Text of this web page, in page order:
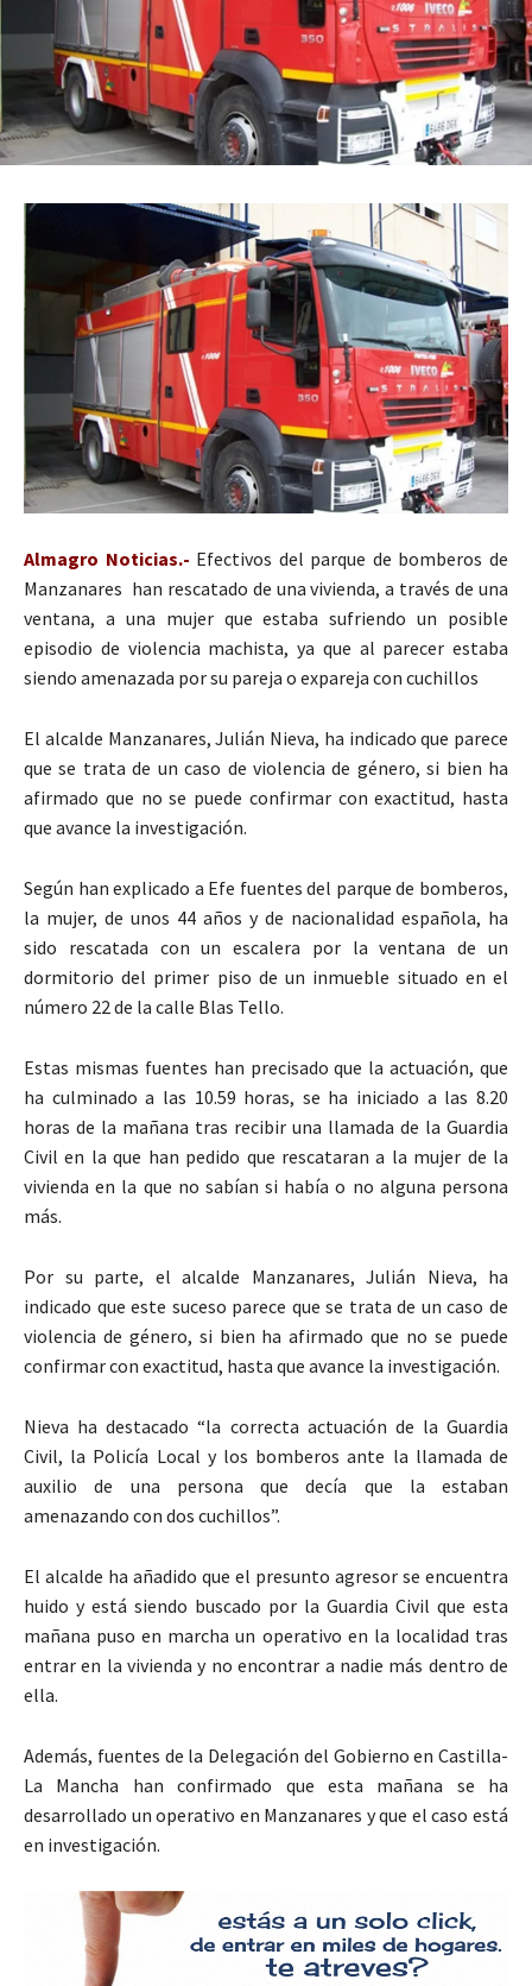
Almagro Noticias.- Efectivos del parque de bomberos de
Manzanares han rescatado de una vivienda, a través de una
ventana, a una mujer que estaba sufriendo un posible
episodio de violencia machista, ya que al parecer estaba
siendo amenazada por su pareja o expareja con cuchillos
El alcalde Manzanares, Julián Nieva, ha indicado que parece
que se trata de un caso de violencia de género, si bien ha
afirmado que no se puede confirmar con exactitud, hasta
que avance la investigación.
Según han explicado a Efe fuentes del parque de bomberos,
la mujer, de unos 44 años y de nacionalidad española, ha
sido rescatada con un escalera por la ventana de un
dormitorio del primer piso de un inmueble situado en el
número 22 de la calle Blas Tello.
Estas mismas fuentes han precisado que la actuación, que
ha culminado a las 10.59 horas, se ha iniciado a las 8.20
horas de la mañana tras recibir una llamada de la Guardia
Civil en la que han pedido que rescataran a la mujer de la
vivienda en la que no sabían si había o no alguna persona
más.
Por su parte, el alcalde Manzanares, Julián Nieva, ha
indicado que este suceso parece que se trata de un caso de
violencia de género, si bien ha afirmado que no se puede
confirmar con exactitud, hasta que avance la investigación.
Nieva ha destacado “la correcta actuación de la Guardia
Civil, la Policía Local y los bomberos ante la llamada de
auxilio de una persona que decía que la estaban
amenazando con dos cuchillos”.
El alcalde ha añadido que el presunto agresor se encuentra
huido y está siendo buscado por la Guardia Civil que esta
mañana puso en marcha un operativo en la localidad tras
entrar en la vivienda y no encontrar a nadie más dentro de
ella.
Además, fuentes de la Delegación del Gobierno en Castilla-
La Mancha han confirmado que esta mañana se ha
desarrollado un operativo en Manzanares y que el caso está
en investigación.